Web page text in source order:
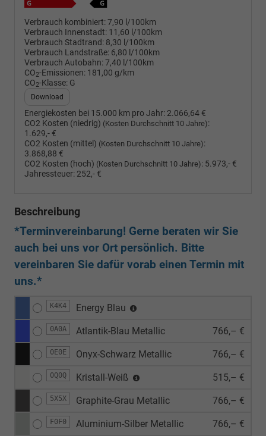
Verbrauch kombiniert:7,90 l/100km
Verbrauch Innenstadt: 11,60 l/100km
Verbrauch Stadtrand: 8,30 l/100km
Verbrauch Landstraße: 6,80 l/100km
Verbrauch Autobahn:7,40 l/100km
CO2-Emissionen: 181,00 g/km
CO2-Klasse: G
Download
Energiekosten bei 15.000 km pro Jahr: 2.066,64 €
CO2 Kosten (niedrig) (Kosten Durchschnitt 10 Jahre):
1.629,- €
CO2 Kosten (mittel) (Kosten Durchschnitt 10 Jahre):
3.868,88 €
CO2 Kosten (hoch) (Kosten Durchschnitt 10 Jahre): 5.973,- €
Jahressteuer: 252,- €
Beschreibung
*Terminvereinbarung! Gerne beraten wir Sie
auch bei uns vor Ort persönlich. Bitte
vereinbaren Sie dafür vorab einen Termin mit
uns.*
K4K4 Energy Blau
0A0A Atlantik-Blau Metallic 766,– €
0E0E Onyx-Schwarz Metallic 766,– €
0Q0Q Kristall-Weiß 515,– €
5X5X Graphite-Grau Metallic 766,– €
F0F0 Aluminium-Silber Metallic 766,– €